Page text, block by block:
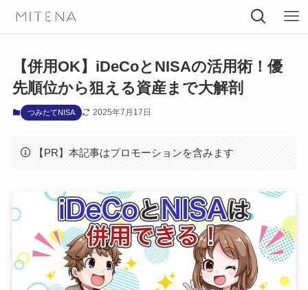
【併用OK】iDeCoとNISAの活用術！優
先順位から狙える資産まで大解剖
つみたてNISA 2025年7月17日
【PR】本記事はプロモーションを含みます